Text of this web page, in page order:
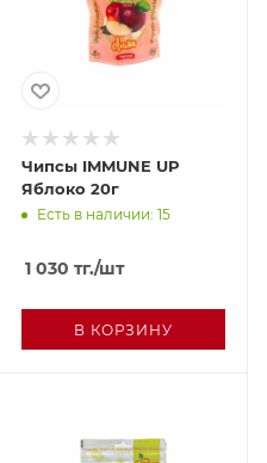
Чипсы IMMUNE UP
Яблоко 20г
Есть в наличии: 15
1 030 тг./шт
В КОРЗИНУ